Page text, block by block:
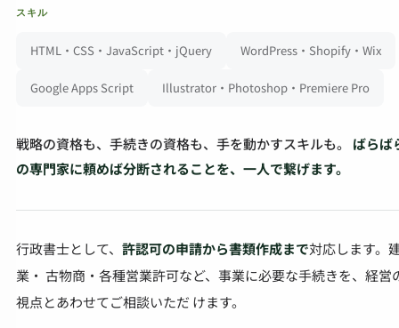
スキル
HTML・CSS・JavaScript・jQuery WordPress・Shopify・Wix
Google Apps Script Illustrator・Photoshop・Premiere Pro
戦略の資格も、手続きの資格も、手を動かすスキルも。 ばらば
の専門家に頼めば分断されることを、一人で繋げます。
行政書士として、 許認可の申請から書類作成まで対応します。
業・ 古物商・各種営業許可など、事業に必要な手続きを、経営
視点とあわせてご相談いただ けます。